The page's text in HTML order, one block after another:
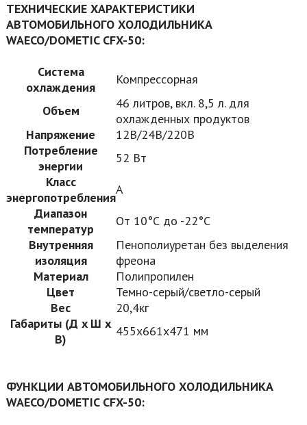
ТЕХНИЧЕСКИЕ ХАРАКТЕРИСТИКИ
АВТОМОБИЛЬНОГО ХОЛОДИЛЬНИКА
WAECO/DOMETIC CFX-50:
Система
охлаждения
Компрессорная
Объем
46 литров, вкл. 8,5 л. для
охлажденных продуктов
Напряжение
12В/24В/220В
Потребление
энергии
52 Вт
Класс
энергопотребления
А
Диапазон
температур
От 10°С до -22°С
Внутренняя
изоляция
Пенополиуретан без выделения
фреона
Материал
Полипропилен
Цвет
Темно-серый/светло-серый
Вес
20,4кг
Габариты (Д x Ш x
В)
455х661х471 мм
ФУНКЦИИ АВТОМОБИЛЬНОГО ХОЛОДИЛЬНИКА
WAECO/DOMETIC CFX-50: